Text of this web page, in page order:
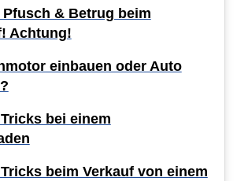
Pfusch & Betrug beim
Achtung!
einbauen oder Auto
bei einem
beim Verkauf von einem